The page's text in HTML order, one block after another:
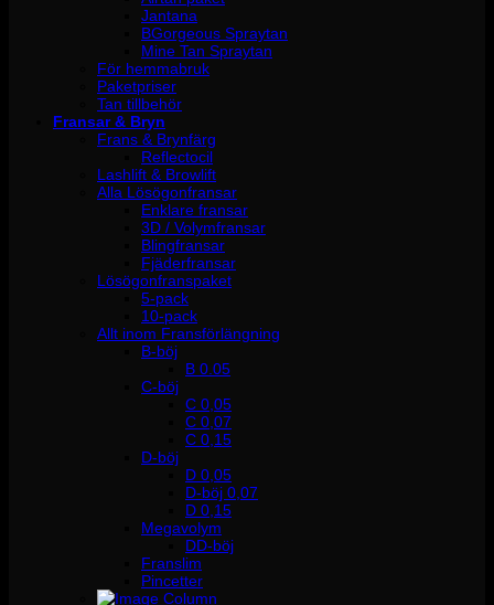
Jantana
BGorgeous Spraytan
Mine Tan Spraytan
För hemmabruk
Paketpriser
Tan tillbehör
Fransar & Bryn
Frans & Brynfärg
Reflectocil
Lashlift & Browlift
Alla Lösögonfransar
Enklare fransar
3D / Volymfransar
Blingfransar
Fjäderfransar
Lösögonfranspaket
5-pack
10-pack
Allt inom Fransförlängning
B-böj
B 0.05
C-böj
C 0,05
C 0,07
C 0,15
D-böj
D 0,05
D-böj 0,07
D 0,15
Megavolym
DD-böj
Franslim
Pincetter